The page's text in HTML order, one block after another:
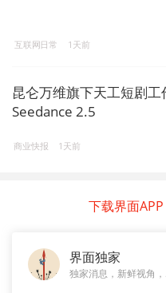
互联网日常 1天前
昆仑万维旗下天工短剧工
Seedance 2.5
商业快报 1天前
下载界面
界面独家
独家消息，新鲜视角